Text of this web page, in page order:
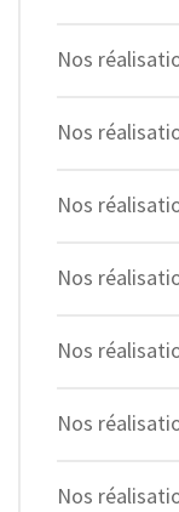
Nos
Nos
Nos
Nos
Nos
Nos
Nos